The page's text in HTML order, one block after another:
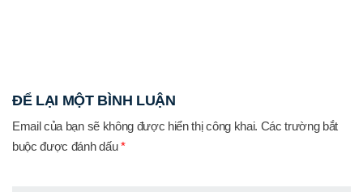
ĐỂ LẠI MỘT BÌNH LUẬN
Email của bạn sẽ không được hiển thị công khai. Các trường bắt
buộc được đánh dấu*